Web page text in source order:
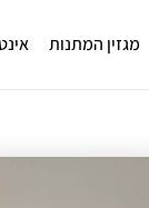
מגזין המתנות